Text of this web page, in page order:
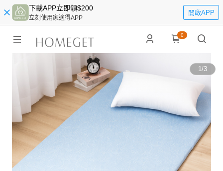
下載APP立即領$200
立刻使用家適得APP
開啟APP
0
1/3